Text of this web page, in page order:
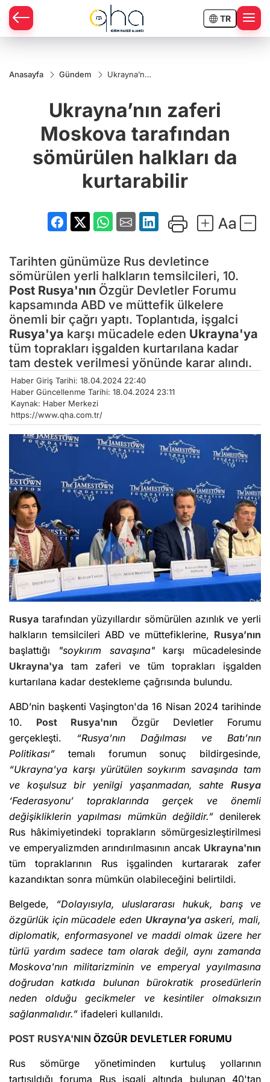
TR
Anasayfa Gündem
Ukrayna’nın
tarafından
sömürülen
kurtarabilir
Ukrayna’nın zaferi
Moskova tarafından
sömürülen halkları da
kurtarabilir
Tarihten günümüze Rus devletince
sömürülen yerli halkların temsilcileri, 10.
Post Rusya'nın Özgür Devletler Forumu
kapsamında ABD ve müttefik ülkelere
önemli bir çağrı yaptı. Toplantıda, işgalci
Rusya'ya karşı mücadele eden Ukrayna'ya
tüm toprakları işgalden kurtarılana kadar
tam destek verilmesi yönünde karar alındı.
Haber Giriş Tarihi: 18.04.2024 22:40
Haber Güncellenme Tarihi: 18.04.2024 23:11
Kaynak: Haber Merkezi
https://www.qha.com.tr/
Rusya tarafından yüzyıllardır sömürülen azınlık ve yerli
halkların temsilcileri ABD ve müttefiklerine, Rusya’nın
başlattığı
"soykırım savaşına"karşı mücadelesinde
Ukrayna'ya tam zaferi ve tüm toprakları işgalden
kurtarılana kadar destekleme çağrısında bulundu.
ABD’nin başkenti Vaşington'da 16 Nisan 2024 tarihinde
10. Post Rusya'nın Özgür Devletler Forumu
gerçekleşti. “Rusya’nın Dağılması ve Batı’nın
Politikası” temalı forumun sonuç bildirgesinde,
“Ukrayna'ya karşı yürütülen soykırım savaşında tam
ve koşulsuz bir yenilgi yaşanmadan, sahte Rusya
‘Federasyonu’ topraklarında gerçek ve önemli
değişikliklerin yapılması mümkün değildir.”denilerek
Rus hâkimiyetindeki toprakların sömürgesizleştirilmesi
ve emperyalizmden arındırılmasının ancak Ukrayna'nın
tüm topraklarının Rus işgalinden kurtararak zafer
kazandıktan sonra mümkün olabileceğini belirtildi.
Belgede, “Dolayısıyla, uluslararası hukuk, barış ve
özgürlük için mücadele eden Ukrayna'yaaskeri, mali,
diplomatik, enformasyonel ve maddi olmak üzere her
türlü yardım sadece tam olarak değil, aynı zamanda
Moskova'nın militarizminin ve emperyal yayılmasına
doğrudan katkıda bulunan bürokratik prosedürlerin
neden olduğu gecikmeler ve kesintiler olmaksızın
sağlanmalıdır.” ifadeleri kullanıldı.
POST RUSYA'NIN ÖZGÜR DEVLETLER FORUMU
Rus sömürge yönetiminden kurtuluş yollarının
tartışıldığı foruma Rus işgali altında bulunan 40'tan